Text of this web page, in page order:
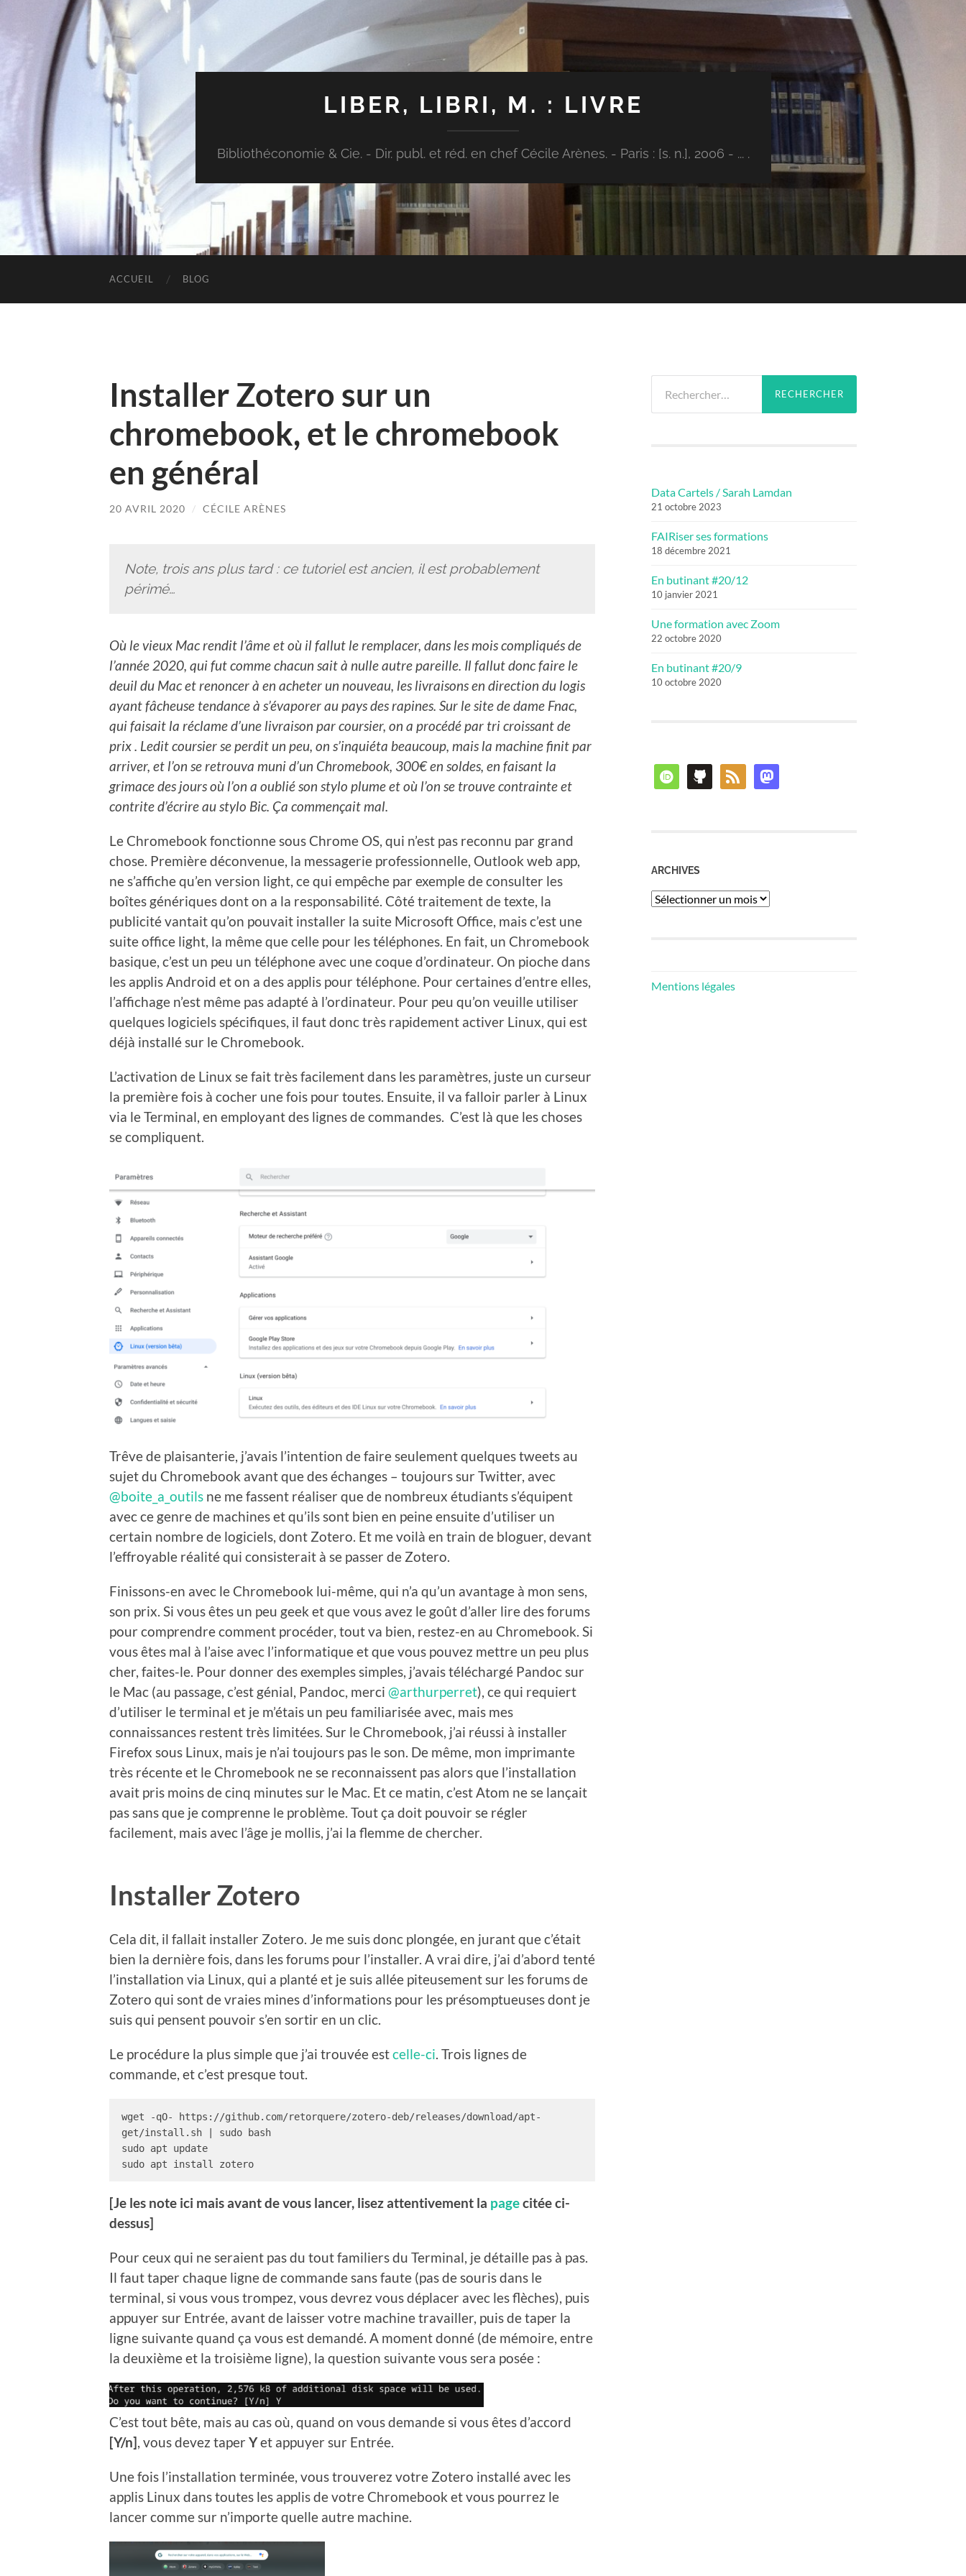
LIBER, LIBRI, M. : LIVRE
Bibliothéconomie & Cie. - Dir. publ. et réd. en chef Cécile Arènes. - Paris : [s. n.], 2006 - ... .
ACCUEIL BLOG
Installer Zotero sur un
chromebook, et le chromebook
en général
20 AVRIL 2020 / CÉCILE ARÈNES
Note, trois ans plus tard : ce tutoriel est ancien, il est probablement
périmé…
Où le vieux Mac rendit l’âme et où il fallut le remplacer, dans les mois compliqués de
l’année 2020, qui fut comme chacun sait à nulle autre pareille. Il fallut donc faire le
deuil du Mac et renoncer à en acheter un nouveau, les livraisons en direction du logis
ayant fâcheuse tendance à s’évaporer au pays des rapines. Sur le site de dame Fnac,
qui faisait la réclame d’une livraison par coursier, on a procédé par tri croissant de
prix . Ledit coursier se perdit un peu, on s’inquiéta beaucoup, mais la machine finit par
arriver, et l’on se retrouva muni d’un Chromebook, 300€ en soldes, en faisant la
grimace des jours où l’on a oublié son stylo plume et où l’on se trouve contrainte et
contrite d’écrire au stylo Bic. Ça commençait mal.
Le Chromebook fonctionne sous Chrome OS, qui n’est pas reconnu par grand
chose. Première déconvenue, la messagerie professionnelle, Outlook web app,
ne s’affiche qu’en version light, ce qui empêche par exemple de consulter les
boîtes génériques dont on a la responsabilité. Côté traitement de texte, la
publicité vantait qu’on pouvait installer la suite Microsoft Office, mais c’est une
suite office light, la même que celle pour les téléphones. En fait, un Chromebook
basique, c’est un peu un téléphone avec une coque d’ordinateur. On pioche dans
les applis Android et on a des applis pour téléphone. Pour certaines d’entre elles,
l’affichage n’est même pas adapté à l’ordinateur. Pour peu qu’on veuille utiliser
quelques logiciels spécifiques, il faut donc très rapidement activer Linux, qui est
déjà installé sur le Chromebook.
L’activation de Linux se fait très facilement dans les paramètres, juste un curseur
la première fois à cocher une fois pour toutes. Ensuite, il va falloir parler à Linux
via le Terminal, en employant des lignes de commandes. C’est là que les choses
se compliquent.
Trêve de plaisanterie, j’avais l’intention de faire seulement quelques tweets au
sujet du Chromebook avant que des échanges – toujours sur Twitter, avec
@boite_a_outils ne me fassent réaliser que de nombreux étudiants s’équipent
avec ce genre de machines et qu’ils sont bien en peine ensuite d’utiliser un
certain nombre de logiciels, dont Zotero. Et me voilà en train de bloguer, devant
l’effroyable réalité qui consisterait à se passer de Zotero.
Finissons-en avec le Chromebook lui-même, qui n’a qu’un avantage à mon sens,
son prix. Si vous êtes un peu geek et que vous avez le goût d’aller lire des forums
pour comprendre comment procéder, tout va bien, restez-en au Chromebook. Si
vous êtes mal à l’aise avec l’informatique et que vous pouvez mettre un peu plus
cher, faites-le. Pour donner des exemples simples, j’avais téléchargé Pandoc sur
le Mac (au passage, c’est génial, Pandoc, merci @arthurperret), ce qui requiert
d’utiliser le terminal et je m’étais un peu familiarisée avec, mais mes
connaissances restent très limitées. Sur le Chromebook, j’ai réussi à installer
Firefox sous Linux, mais je n’ai toujours pas le son. De même, mon imprimante
très récente et le Chromebook ne se reconnaissent pas alors que l’installation
avait pris moins de cinq minutes sur le Mac. Et ce matin, c’est Atom ne se lançait
pas sans que je comprenne le problème. Tout ça doit pouvoir se régler
facilement, mais avec l’âge je mollis, j’ai la flemme de chercher.
Installer Zotero
Cela dit, il fallait installer Zotero. Je me suis donc plongée, en jurant que c’était
bien la dernière fois, dans les forums pour l’installer. A vrai dire, j’ai d’abord tenté
l’installation via Linux, qui a planté et je suis allée piteusement sur les forums de
Zotero qui sont de vraies mines d’informations pour les présomptueuses dont je
suis qui pensent pouvoir s’en sortir en un clic.
Le procédure la plus simple que j’ai trouvée estcelle-ci. Trois lignes de
commande, et c’est presque tout.
wget -qO- https://github.com/retorquere/zotero-deb/releases/download/apt-
get/install.sh | sudo bash
sudo apt update
sudo apt install zotero
[Je les note ici mais avant de vous lancer, lisez attentivement la pagecitée ci-
dessus]
Pour ceux qui ne seraient pas du tout familiers du Terminal, je détaille pas à pas.
Il faut taper chaque ligne de commande sans faute (pas de souris dans le
terminal, si vous vous trompez, vous devrez vous déplacer avec les flèches), puis
appuyer sur Entrée, avant de laisser votre machine travailler, puis de taper la
ligne suivante quand ça vous est demandé. A moment donné (de mémoire, entre
la deuxième et la troisième ligne), la question suivante vous sera posée :
C’est tout bête, mais au cas où, quand on vous demande si vous êtes d’accord
[Y/n] , vous devez taper Yet appuyer sur Entrée.
Une fois l’installation terminée, vous trouverez votre Zotero installé avec les
applis Linux dans toutes les applis de votre Chromebook et vous pourrez le
lancer comme sur n’importe quelle autre machine.
Data Cartels / Sarah Lamdan
21 octobre 2023
FAIRiser ses formations
18 décembre 2021
En butinant #20/12
10 janvier 2021
Une formation avec Zoom
22 octobre 2020
En butinant #20/9
10 octobre 2020
orcid github rss mastodon
ARCHIVES
Archives
Mentions légales